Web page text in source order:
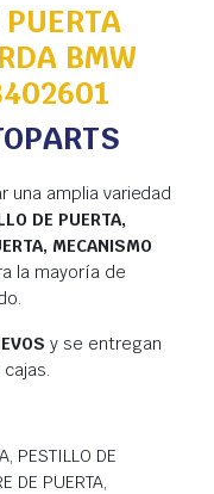
BMW
una amplia variedad
DE PUERTA,
MECANISMO
la mayoría de
y se entregan
PESTILLO DE
DE PUERTA,